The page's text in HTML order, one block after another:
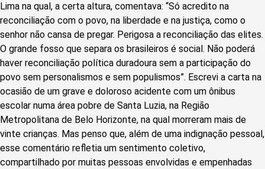
Lima na qual, a certa altura, comentava: “Só acredito na
reconciliação com o povo, na liberdade e na justiça, como o
senhor não cansa de pregar. Perigosa a reconciliação das elites.
O grande fosso que separa os brasileiros é social. Não poderá
haver reconciliação política duradoura sem a participação do
povo sem personalismos e sem populismos”. Escrevi a carta na
ocasião de um grave e doloroso acidente com um ônibus
escolar numa área pobre de Santa Luzia, na Região
Metropolitana de Belo Horizonte, na qual morreram mais de
vinte crianças. Mas penso que, além de uma indignação pessoal,
esse comentário refletia um sentimento coletivo,
compartilhado por muitas pessoas envolvidas e empenhadas